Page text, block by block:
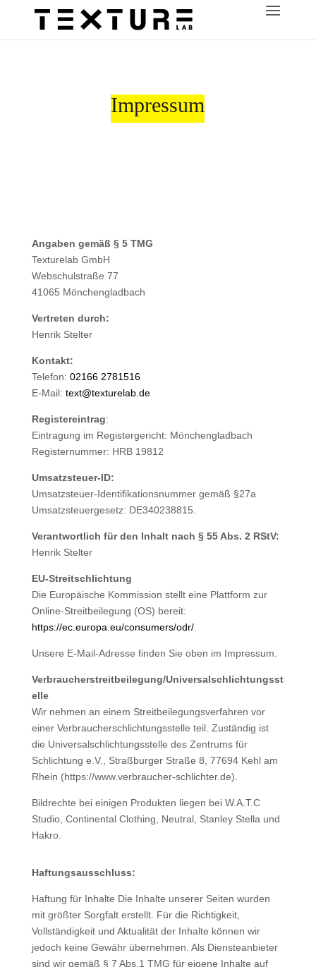
Impressum
Angaben gemäß § 5 TMG
Texturelab GmbH
Webschulstraße 77
41065 Mönchengladbach
Vertreten durch:
Henrik Stelter
Kontakt:
Telefon: 02166 2781516
E-Mail: text@texturelab.de
Registereintrag:
Eintragung im Registergericht: Mönchengladbach
Registernummer: HRB 19812
Umsatzsteuer-ID:
Umsatzsteuer-Identifikationsnummer gemäß §27a
Umsatzsteuergesetz: DE340238815.
Verantwortlich für den Inhalt nach § 55 Abs. 2 RStV:
Henrik Stelter
EU-Streitschlichtung
Die Europäische Kommission stellt eine Plattform zur
Online-Streitbeilegung (OS) bereit:
https://ec.europa.eu/consumers/odr/.
Unsere E-Mail-Adresse finden Sie oben im Impressum.
Verbraucherstreitbeilegung/Universalschlichtungsst
elle
Wir nehmen an einem Streitbeilegungsverfahren vor
einer Verbraucherschlichtungsstelle teil. Zuständig ist
die Universalschlichtungsstelle des Zentrums für
Schlichtung e.V., Straßburger Straße 8, 77694 Kehl am
Rhein (https://www.verbraucher-schlichter.de).
Bildrechte bei einigen Produkten liegen bei W.A.T.C
Studio, Continental Clothing, Neutral, Stanley Stella und
Hakro.
Haftungsausschluss:
Haftung für Inhalte Die Inhalte unserer Seiten wurden
mit größter Sorgfalt erstellt. Für die Richtigkeit,
Vollständigkeit und Aktualität der Inhalte können wir
jedoch keine Gewähr übernehmen. Als Diensteanbieter
sind wir gemäß § 7 Abs.1 TMG für eigene Inhalte auf